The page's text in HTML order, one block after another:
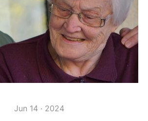
Jun 14 · 2024